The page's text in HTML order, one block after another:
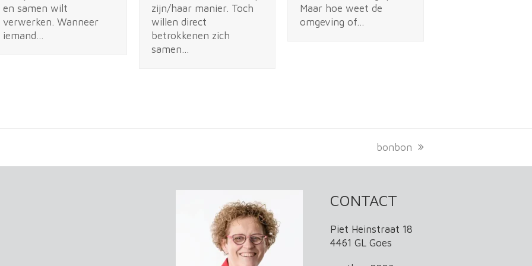
en samen wilt
verwerken. Wanneer
iemand…
zijn/haar manier. Toch
willen direct
betrokkenen zich
samen…
Maar hoe weet de
omgeving of…
next
bonbon
CONTACT
Piet Heinstraat 18
4461 GL Goes